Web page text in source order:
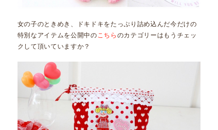
女の子のときめき、ドキドキをたっぷり詰め込んだ今だけの
特別なアイテムを公開中の こちら のカテゴリーはもうチェッ
クして頂いていますか？